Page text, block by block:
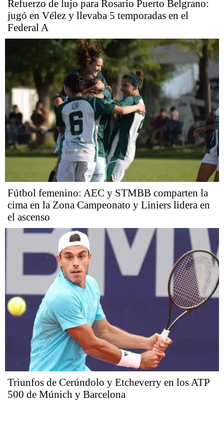
Refuerzo de lujo para Rosario Puerto Belgrano:
jugó en Vélez y llevaba 5 temporadas en el
Federal A
Fútbol femenino: AEC y STMBB comparten la
cima en la Zona Campeonato y Liniers lidera en
el ascenso
Triunfos de Cerúndolo y Etcheverry en los ATP
500 de Múnich y Barcelona